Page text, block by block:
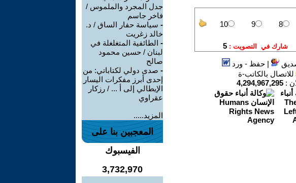
|حفظ - ورد
للاتصال بالكاتب-ة
:
4,294,967,295
جدل المجرد والملموس /
فاخر جاسم
- سياسة حفار الساق / د.
خالد زغريت
- الطائفية المتغلغلة في
لبنان / حسين محمود
صالح
- صدى دولي لكتاباتي: من
إحدى أبرز مفكرات اليسار
الإيطالي إلى أ ... / رزكار
عقراوي
المزيد.....
المعجبين بنا على
الفيسبوك
3,732,970